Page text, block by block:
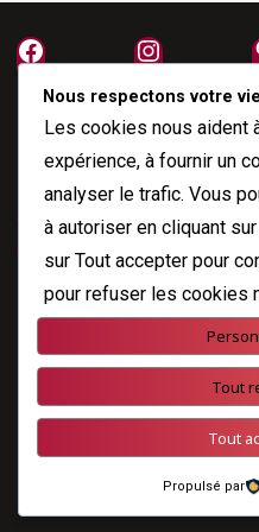
Facebook
À propos
Me joindre
Propulsé par
©2026
Nous respectons votre
Les cookies nous aident
expérience, à fournir un
analyser le trafic. Vous
à autoriser en cliquant sur
sur Tout accepter pour
pour refuser les cookies
Tout
Tout
Propulsé par